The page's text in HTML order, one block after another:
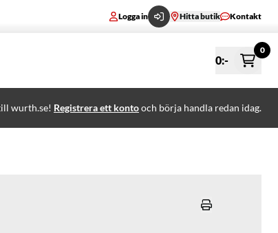
Logga in Hitta butik Kontakt
0:-
0
wurth.se! Registrera ett kontooch börja handla redan idag.